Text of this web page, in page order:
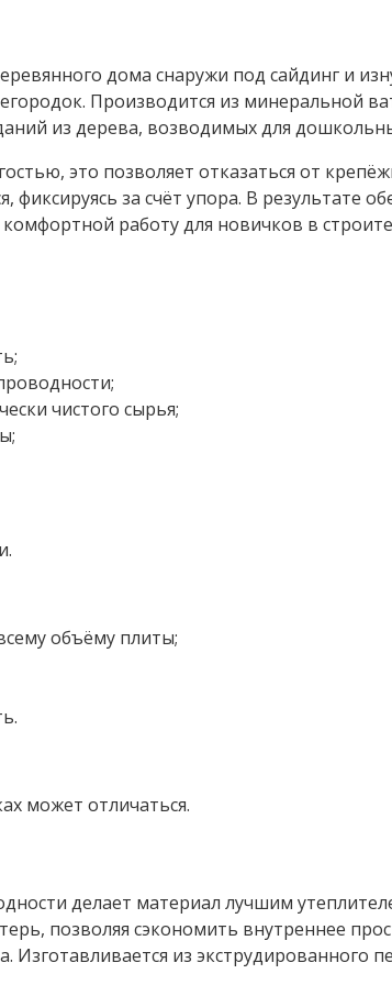
дома снаружи под сайдинг и
Производится из минеральной
из дерева, возводимых для
это позволяет отказаться от
за счёт упора. В результате
комфортной работу для новичков в
чистого сырья;
объёму плиты;
может отличаться.
делает материал лучшим
позволяя сэкономить внутреннее
из